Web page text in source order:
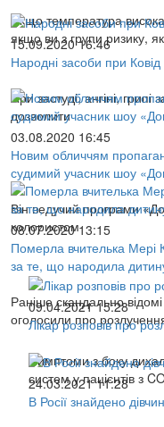
Якщо температура
якщо ви з групи ризику,
15.09.2020 16:46
Народні засоби при Ковід
При застуді, ангіні, грипі
дозволити
03.08.2020 16:45
Новим обличчям
судимий учасник шоу
Він ведучий програми
колористом
08.07.2020 13:15
Померла вчителька Мері
за те, що народила
Раніше скандально
оголосили про
09.04.2021 15:28
Лікар розповів про
Симптоми з боку
систем у пацієнтів з
24.03.2021 11:28
В Росії знайдено